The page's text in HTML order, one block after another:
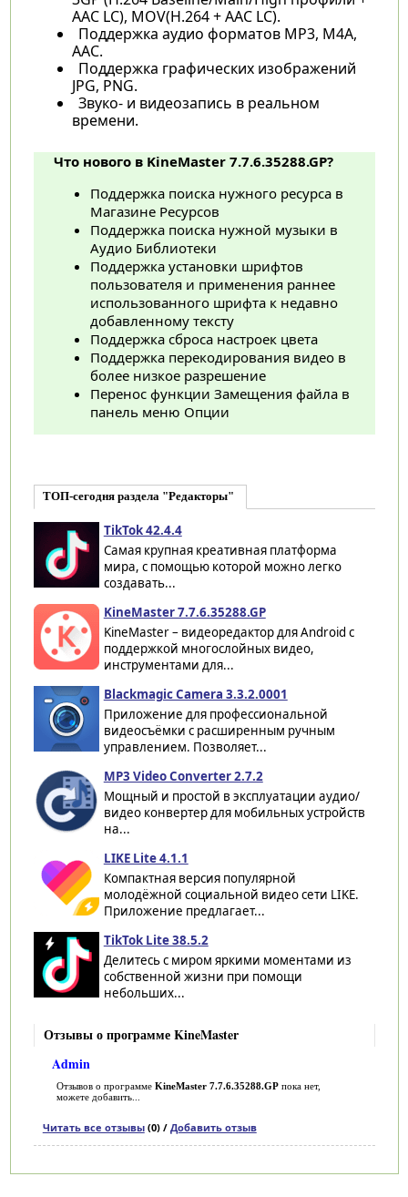
AAC LC), MOV(H.264 + AAC LC).
Поддержка аудио форматов MP3, M4A,
AAC.
Поддержка графических изображений
JPG, PNG.
Звуко- и видеозапись в реальном
времени.
Что нового в KineMaster 7.7.6.35288.GP?
Поддержка поиска нужного ресурса в
Магазине Ресурсов
Поддержка поиска нужной музыки в
Аудио Библиотеки
Поддержка установки шрифтов
пользователя и применения раннее
использованного шрифта к недавно
добавленному тексту
Поддержка сброса настроек цвета
Поддержка перекодирования видео в
более низкое разрешение
Перенос функции Замещения файла в
панель меню Опции
ТОП-сегодня раздела "Редакторы"
TikTok 42.4.4
Самая крупная креативная платформа
мира, с помощью которой можно легко
создавать...
KineMaster 7.7.6.35288.GP
KineMaster – видеоредактор для Android с
поддержкой многослойных видео,
инструментами для...
Blackmagic Camera 3.3.2.0001
Приложение для профессиональной
видеосъёмки с расширенным ручным
управлением. Позволяет...
MP3 Video Converter 2.7.2
Мощный и простой в эксплуатации аудио/
видео конвертер для мобильных устройств
на...
LIKE Lite 4.1.1
Компактная версия популярной
молодёжной социальной видео сети LIKE.
Приложение предлагает...
TikTok Lite 38.5.2
Делитесь с миром яркими моментами из
собственной жизни при помощи
небольших...
Отзывы о программе KineMaster
Admin
Отзывов о программе KineMaster 7.7.6.35288.GPпока нет,
можете добавить...
Читать все отзывы(0) / Добавить отзыв